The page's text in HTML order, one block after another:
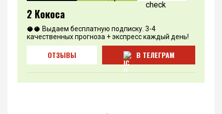
2 Кокоса
🥥🥥 Выдаем бесплатную подписку. 3-4
качественных прогноза + экспресс каждый день!
ОТЗЫВЫ В ТЕЛЕГРАМ